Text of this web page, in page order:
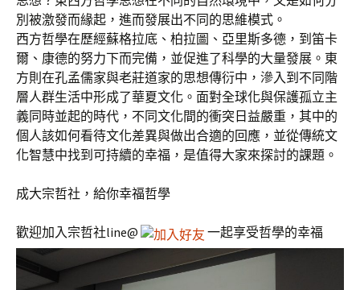
別被激發而緣起，進而發展出不同的思維模式。
西方哲學在歷經蘇格拉底、柏拉圖、亞里斯多德，到笛卡
爾、康德的努力下而完備，並促進了科學的大量發展。東
方則在孔孟儒家與老莊道家的思想傳衍中，滲入到不同階
層人群生活中形成了華夏文化。面對全球化與保護孤立主
義同時並起的時代，不同文化間的衝突日益嚴重，其中的
個人該如何看待文化差異與做出合適的回應，並從傳統文
化智慧中找到可持續的幸福，是值得大家來探討的課題。
成大宗哲社，給你幸福哲學
歡迎加入宗哲社line@ 一起享受哲學的幸福